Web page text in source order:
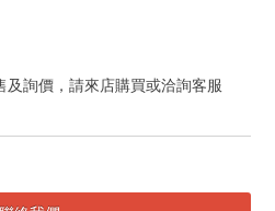
詢價，請來店購買或洽詢客服